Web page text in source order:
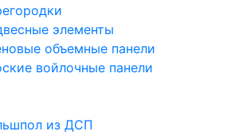
элементы
объемные панели
войлочные панели
из ДСП